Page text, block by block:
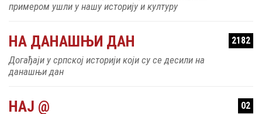
НА ДАНАШЊИ ДАН 2182
Догађаји у српској историји који су се десили на
данашњи дан
НАЈ @ 02